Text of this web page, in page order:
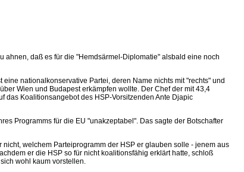
daß es für die "Hemdsärmel-Diplomatie" alsbald eine noch
nationalkonservative Partei, deren Name nichts mit "rechts" und
Wien und Budapest erkämpfen wollte. Der Chef der mit 43,4
das Koalitionsangebot des HSP-Vorsitzenden Ante Djapic
Programms für die EU "unakzeptabel". Das sagte der Botschafter
welchem Parteiprogramm der HSP er glauben solle - jenem aus
er die HSP so für nicht koalitionsfähig erklärt hatte, schloß
wohl kaum vorstellen.